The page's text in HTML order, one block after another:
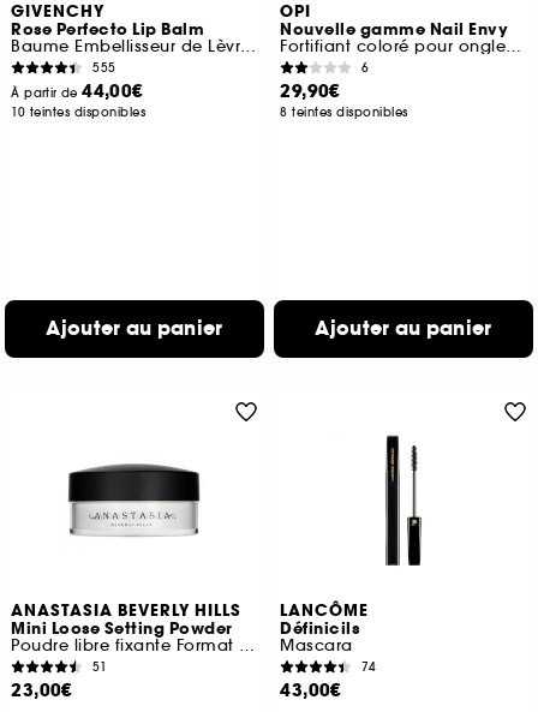
GIVENCHY
Rose Perfecto Lip Balm
Baume Embellisseur de Lèvres Hydratation 24H
555
À partir de44,00€
10 teintes disponibles
Ajouter au panier
OPI
Nouvelle gamme Nail Envy
Fortifiant coloré pour ongles naturels
6
29,90€
8 teintes disponibles
Ajouter au panier
ANASTASIA BEVERLY HILLS
Mini Loose Setting Powder
Poudre libre fixante Format Voyage
51
23,00€
LANCÔME
Définicils
Mascara
74
43,00€